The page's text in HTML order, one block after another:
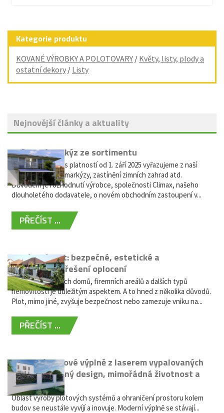
Kategorie produktu
KOVANÉ VÝROBKY A POLOTOVARY / Květy, listy, plody a
ostatní dekory / Listy
Nejnovější články a aktuality
Vyřazení markýz ze sortimentu
Vážení zákazníci, s platností od 1. září 2025 vyřazujeme z naší
nabídky výsuvné markýzy, zastínění zimních zahrad atd.
Důvodem je rozhodnutí výrobce, společnosti Climax, našeho
dlouholetého dodavatele, o novém obchodním zastoupení v...
PŘEČÍST ...
Hliníkový plot: bezpečné, estetické a
bezúdržbové řešení oplocení
Oplocení rodinných domů, firemních areálů a dalších typů
nemovitostí je důležitým aspektem. A to hned z několika důvodů.
Plot, mimo jiné, zvyšuje bezpečnost nebo zamezuje vniku na...
PŘEČÍST ...
Moderní plotové výplně z laserem vypalovaných
kovů: výjimečný design, mimořádná životnost a
žádná údržba
Oblast výroby plotových systémů a ohraničení prostoru kolem
budov se neustále vyvíjí a inovuje. Moderní výplně se stávají...